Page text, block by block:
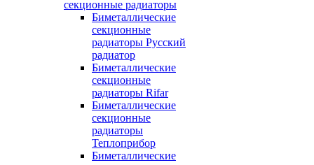
секционные радиаторы
Биметаллические
секционные
радиаторы Русский
радиатор
Биметаллические
секционные
радиаторы Rifar
Биметаллические
секционные
радиаторы
Теплоприбор
Биметаллические